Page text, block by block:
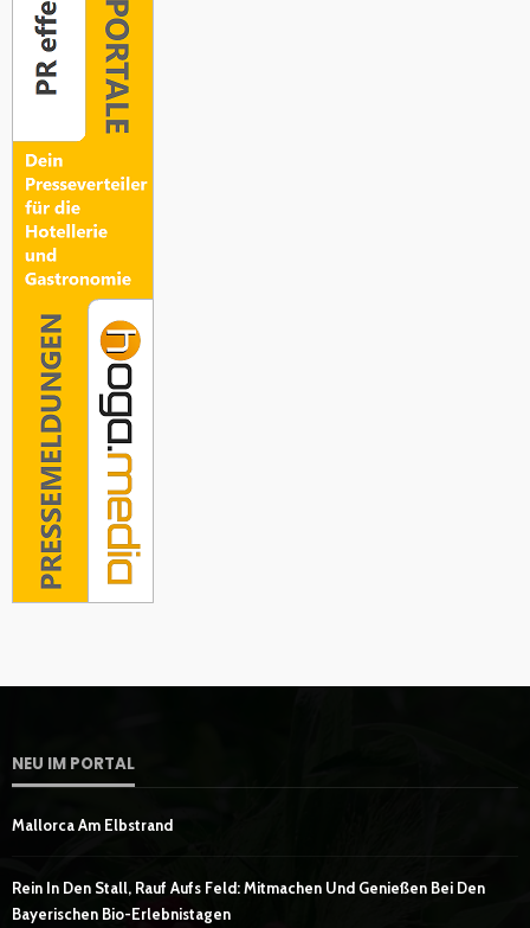
NEU IM PORTAL
Mallorca Am Elbstrand
Rein In Den Stall, Rauf Aufs Feld: Mitmachen Und Genießen Bei Den
Bayerischen Bio-Erlebnistagen